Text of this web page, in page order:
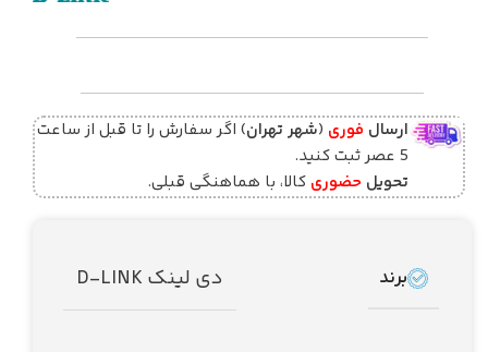
ارسال فوری (شهر تهران) اگر سفارش را تا قبل از ساعت
5 عصر ثبت کنید.
تحویل حضوری کالا، با هماهنگی قبلی.
برند دی لینک D-LINK